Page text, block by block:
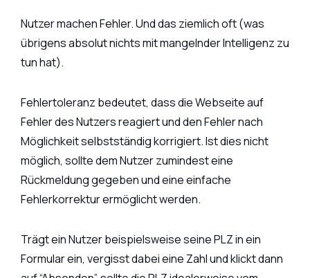
Nutzer machen Fehler. Und das ziemlich oft (was
übrigens absolut nichts mit mangelnder Intelligenz zu
tun hat).
Fehlertoleranz bedeutet, dass die Webseite auf
Fehler des Nutzers reagiert und den Fehler nach
Möglichkeit selbstständig korrigiert. Ist dies nicht
möglich, sollte dem Nutzer zumindest eine
Rückmeldung gegeben und eine einfache
Fehlerkorrektur ermöglicht werden.
Trägt ein Nutzer beispielsweise seine PLZ in ein
Formular ein, vergisst dabei eine Zahl und klickt dann